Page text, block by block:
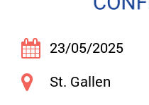
23/05/2025
St. Gallen